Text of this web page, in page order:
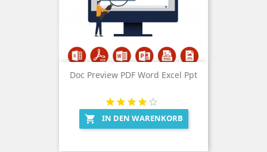
Doc Preview PDF Word Excel Ppt
 IN DEN WARENKORB